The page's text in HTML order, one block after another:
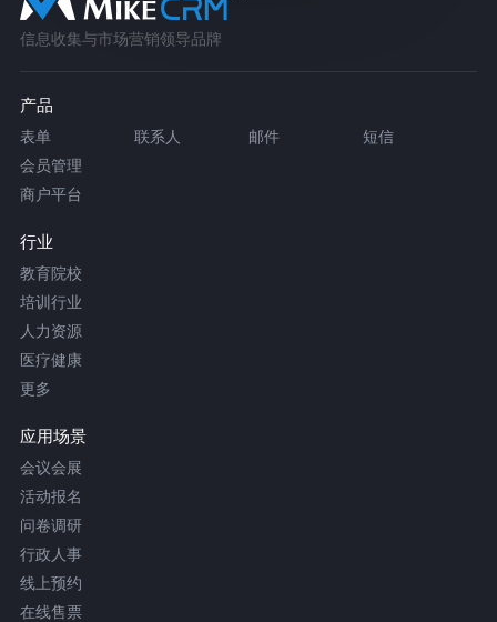
信息收集与市场营销领导品牌
产品
表单 联系人 邮件
短信
会员管理
商户平台
行业
教育院校
培训行业
人力资源
医疗健康
更多
应用场景
会议会展
活动报名
问卷调研
行政人事
线上预约
在线售票